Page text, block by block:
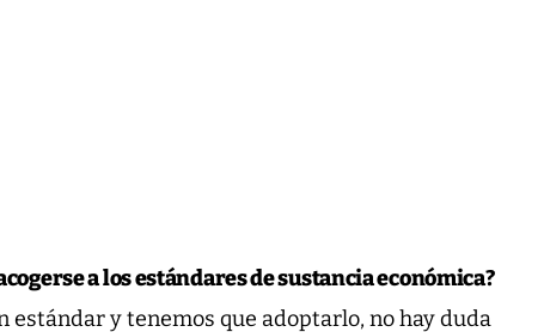
a los estándares de sustancia económica?
estándar y tenemos que adoptarlo, no hay duda